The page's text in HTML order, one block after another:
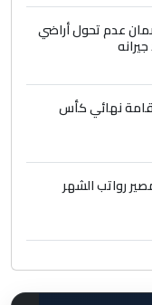
عدم تحول أراضي
نهائي كأس
رواتب الشهر